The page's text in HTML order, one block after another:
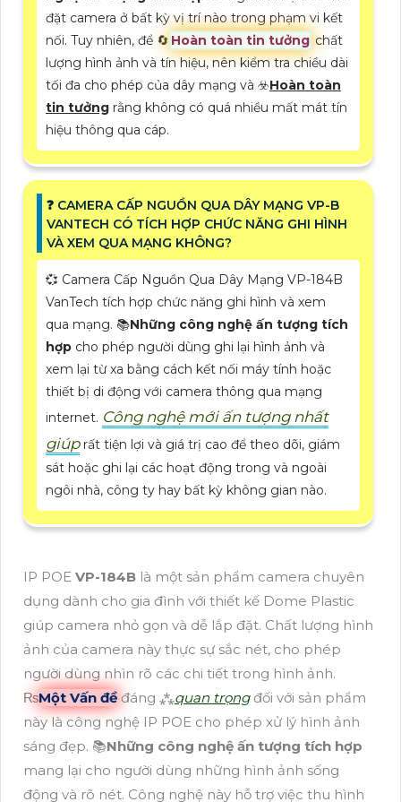
đặt camera ở bất kỳ vị trí nào trong phạm vi kết
nối. Tuy nhiên, để 🔄 Hoàn toàn tin tưởng chất
lượng hình ảnh và tín hiệu, nên kiểm tra chiều dài
tối đa cho phép của dây mạng và ☣️Hoàn toàn
tin tưởng rằng không có quá nhiều mất mát tín
hiệu thông qua cáp.
️❓ CAMERA CẤP NGUỒN QUA DÂY MẠNG VP-B
VANTECH CÓ TÍCH HỢP CHỨC NĂNG GHI HÌNH
VÀ XEM QUA MẠNG KHÔNG?
💞 Camera Cấp Nguồn Qua Dây Mạng VP-184B
VanTech tích hợp chức năng ghi hình và xem
qua mạng. 📚Những công nghệ ấn tượng tích
hợp cho phép người dùng ghi lại hình ảnh và
xem lại từ xa bằng cách kết nối máy tính hoặc
thiết bị di động với camera thông qua mạng
internet. Công nghệ mới ấn tượng nhất
giúprất tiện lợi và giá trị cao để theo dõi, giám
sát hoặc ghi lại các hoạt động trong và ngoài
ngôi nhà, công ty hay bất kỳ không gian nào.
IP POE VP-184B là một sản phẩm camera chuyên
dụng dành cho gia đình với thiết kế Dome Plastic
giúp camera nhỏ gọn và dễ lắp đặt. Chất lượng hình
ảnh của camera này thực sự sắc nét, cho phép
người dùng nhìn rõ các chi tiết trong hình ảnh.
₨Một Vấn đề đáng ⁂quan trọngđối với sản phẩm
này là công nghệ IP POE cho phép xử lý hình ảnh
sáng đẹp. 📚Những công nghệ ấn tượng tích hợp
mang lại cho người dùng những hình ảnh sống
động và rõ nét. Công nghệ này hỗ trợ việc thu hình